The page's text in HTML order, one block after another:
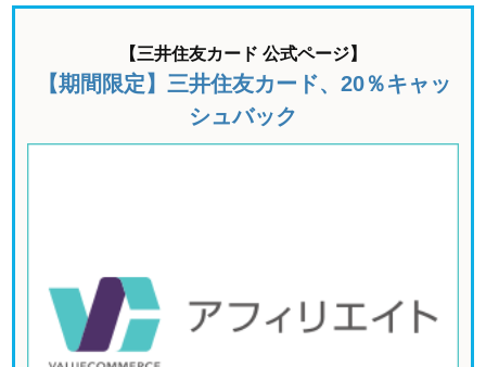
【三井住友カード 公式ページ】
【期間限定】三井住友カード、20％キャッ
シュバック